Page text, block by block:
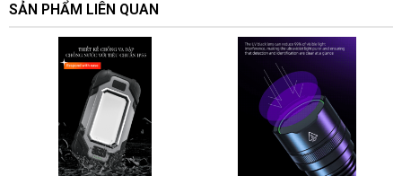
SẢN PHẨM LIÊN QUAN